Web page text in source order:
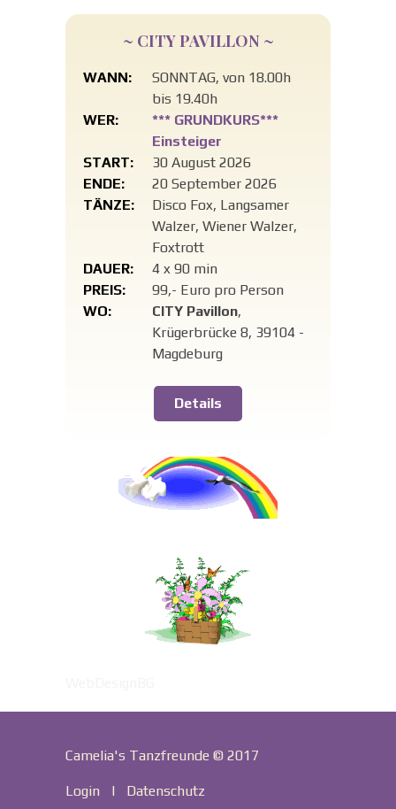
~ CITY PAVILLON ~
WANN:
SONNTAG, von 18.00h
bis 19.40h
WER:
*** GRUNDKURS***
Einsteiger
START:
30 August 2026
ENDE:
20 September 2026
TÄNZE:
Disco Fox, Langsamer
Walzer, Wiener Walzer,
Foxtrott
DAUER:
4 x 90 min
PREIS:
99,- Euro pro Person
WO:
CITY Pavillon,
Krügerbrücke 8, 39104 -
Magdeburg
Details
Camelia's Tanzfreunde © 2017
Login | Datenschutz